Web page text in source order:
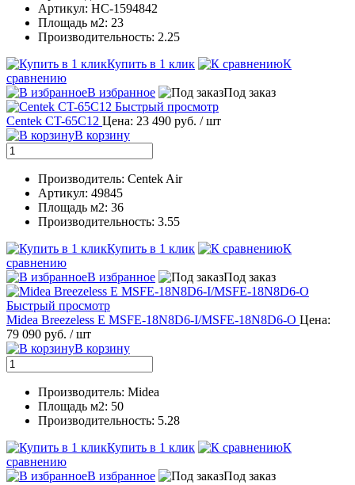
Артикул: НС-1594842
Площадь м2: 23
Производительность: 2.25
Купить в 1 клик
К
сравнению
В избранное
Под заказ
Быстрый просмотр
Centek CT-65C12 Цена: 23 490 руб. / шт
В корзину
Производитель: Centek Air
Артикул: 49845
Площадь м2: 36
Производительность: 3.55
Купить в 1 клик
К
сравнению
В избранное
Под заказ
Быстрый просмотр
Midea Breezeless E MSFE-18N8D6-I/MSFE-18N8D6-O Цена:
79 090 руб. / шт
В корзину
Производитель: Midea
Площадь м2: 50
Производительность: 5.28
Купить в 1 клик
К
сравнению
В избранное
Под заказ